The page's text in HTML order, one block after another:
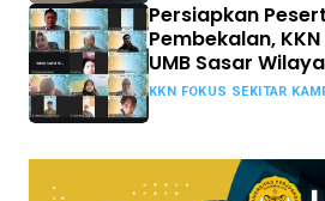
Persiapkan
Pembekalan,
UMB Sasar
Sekitar Kampus
KKN FOKUS SEKITAR